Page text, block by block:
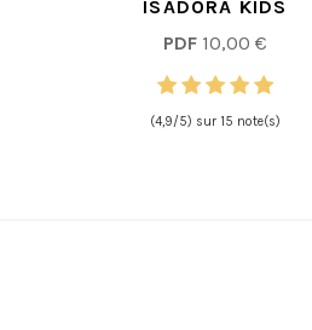
ISADORA KIDS
PDF10,00 €
(4,9/5) sur 15 note(s)